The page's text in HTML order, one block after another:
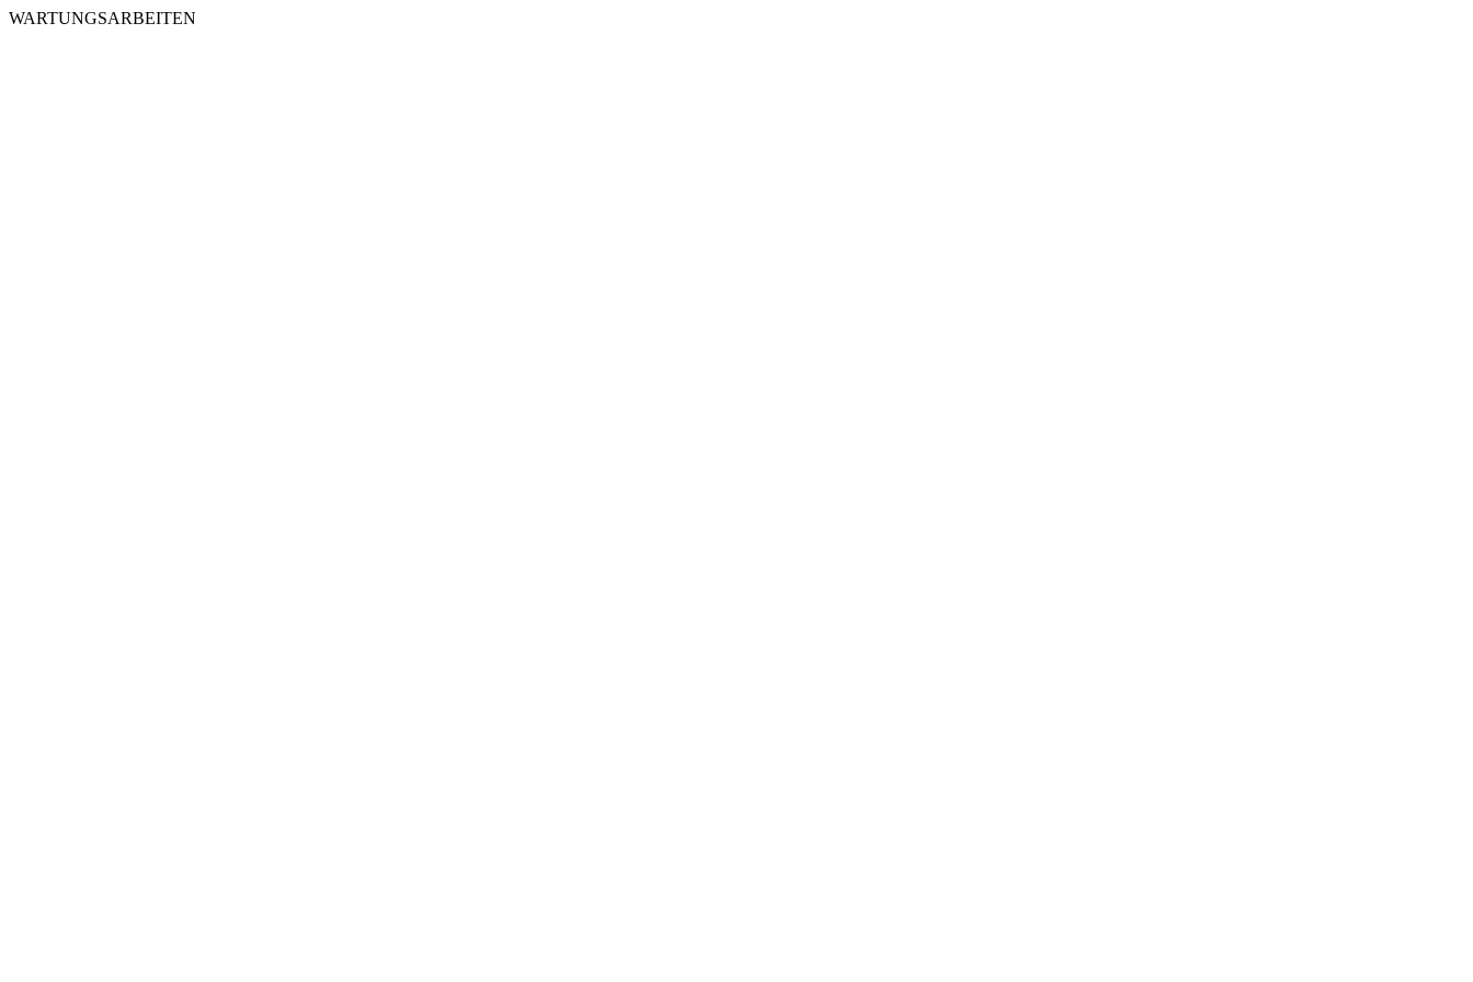
WARTUNGSARBEITEN